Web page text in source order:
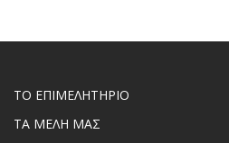
ΤΟ ΕΠΙΜΕΛΗΤΗΡΙΟ
ΤΑ ΜΕΛΗ ΜΑΣ